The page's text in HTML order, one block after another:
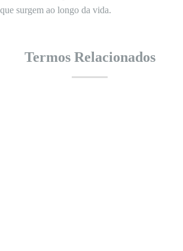
surgem ao longo da vida.
Termos Relacionados